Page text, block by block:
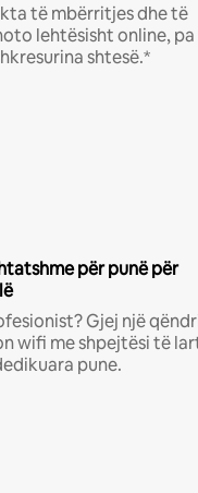
të mbërritjes dhe të
lehtësisht online, pa
shtesë.*
për punë për
Gjej një
wifi me shpejtësi të
pune.